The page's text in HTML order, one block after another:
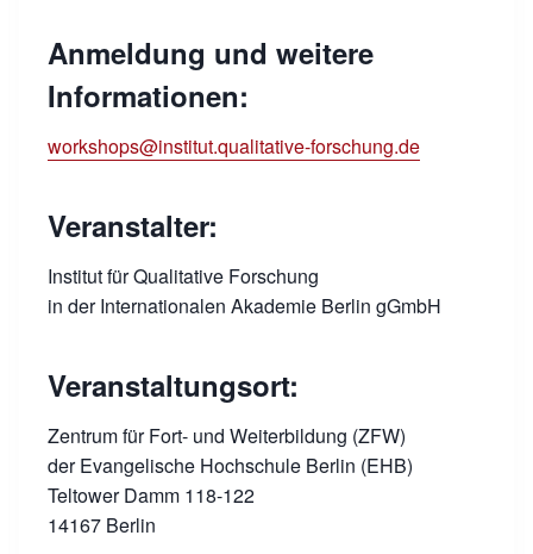
Anmeldung und weitere
Informationen:
workshops@institut.qualitative-forschung.de
Veranstalter:
Institut für Qualitative Forschung
in der Internationalen Akademie Berlin gGmbH
Veranstaltungsort:
Zentrum für Fort- und Weiterbildung (ZFW)
der Evangelische Hochschule Berlin (EHB)
Teltower Damm 118-122
14167 Berlin